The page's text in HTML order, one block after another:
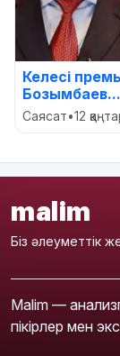
Келесі
Бозымбаев...
Саясат•12
malim
Біз әлеуметтік
Malim —
пікірлер мен